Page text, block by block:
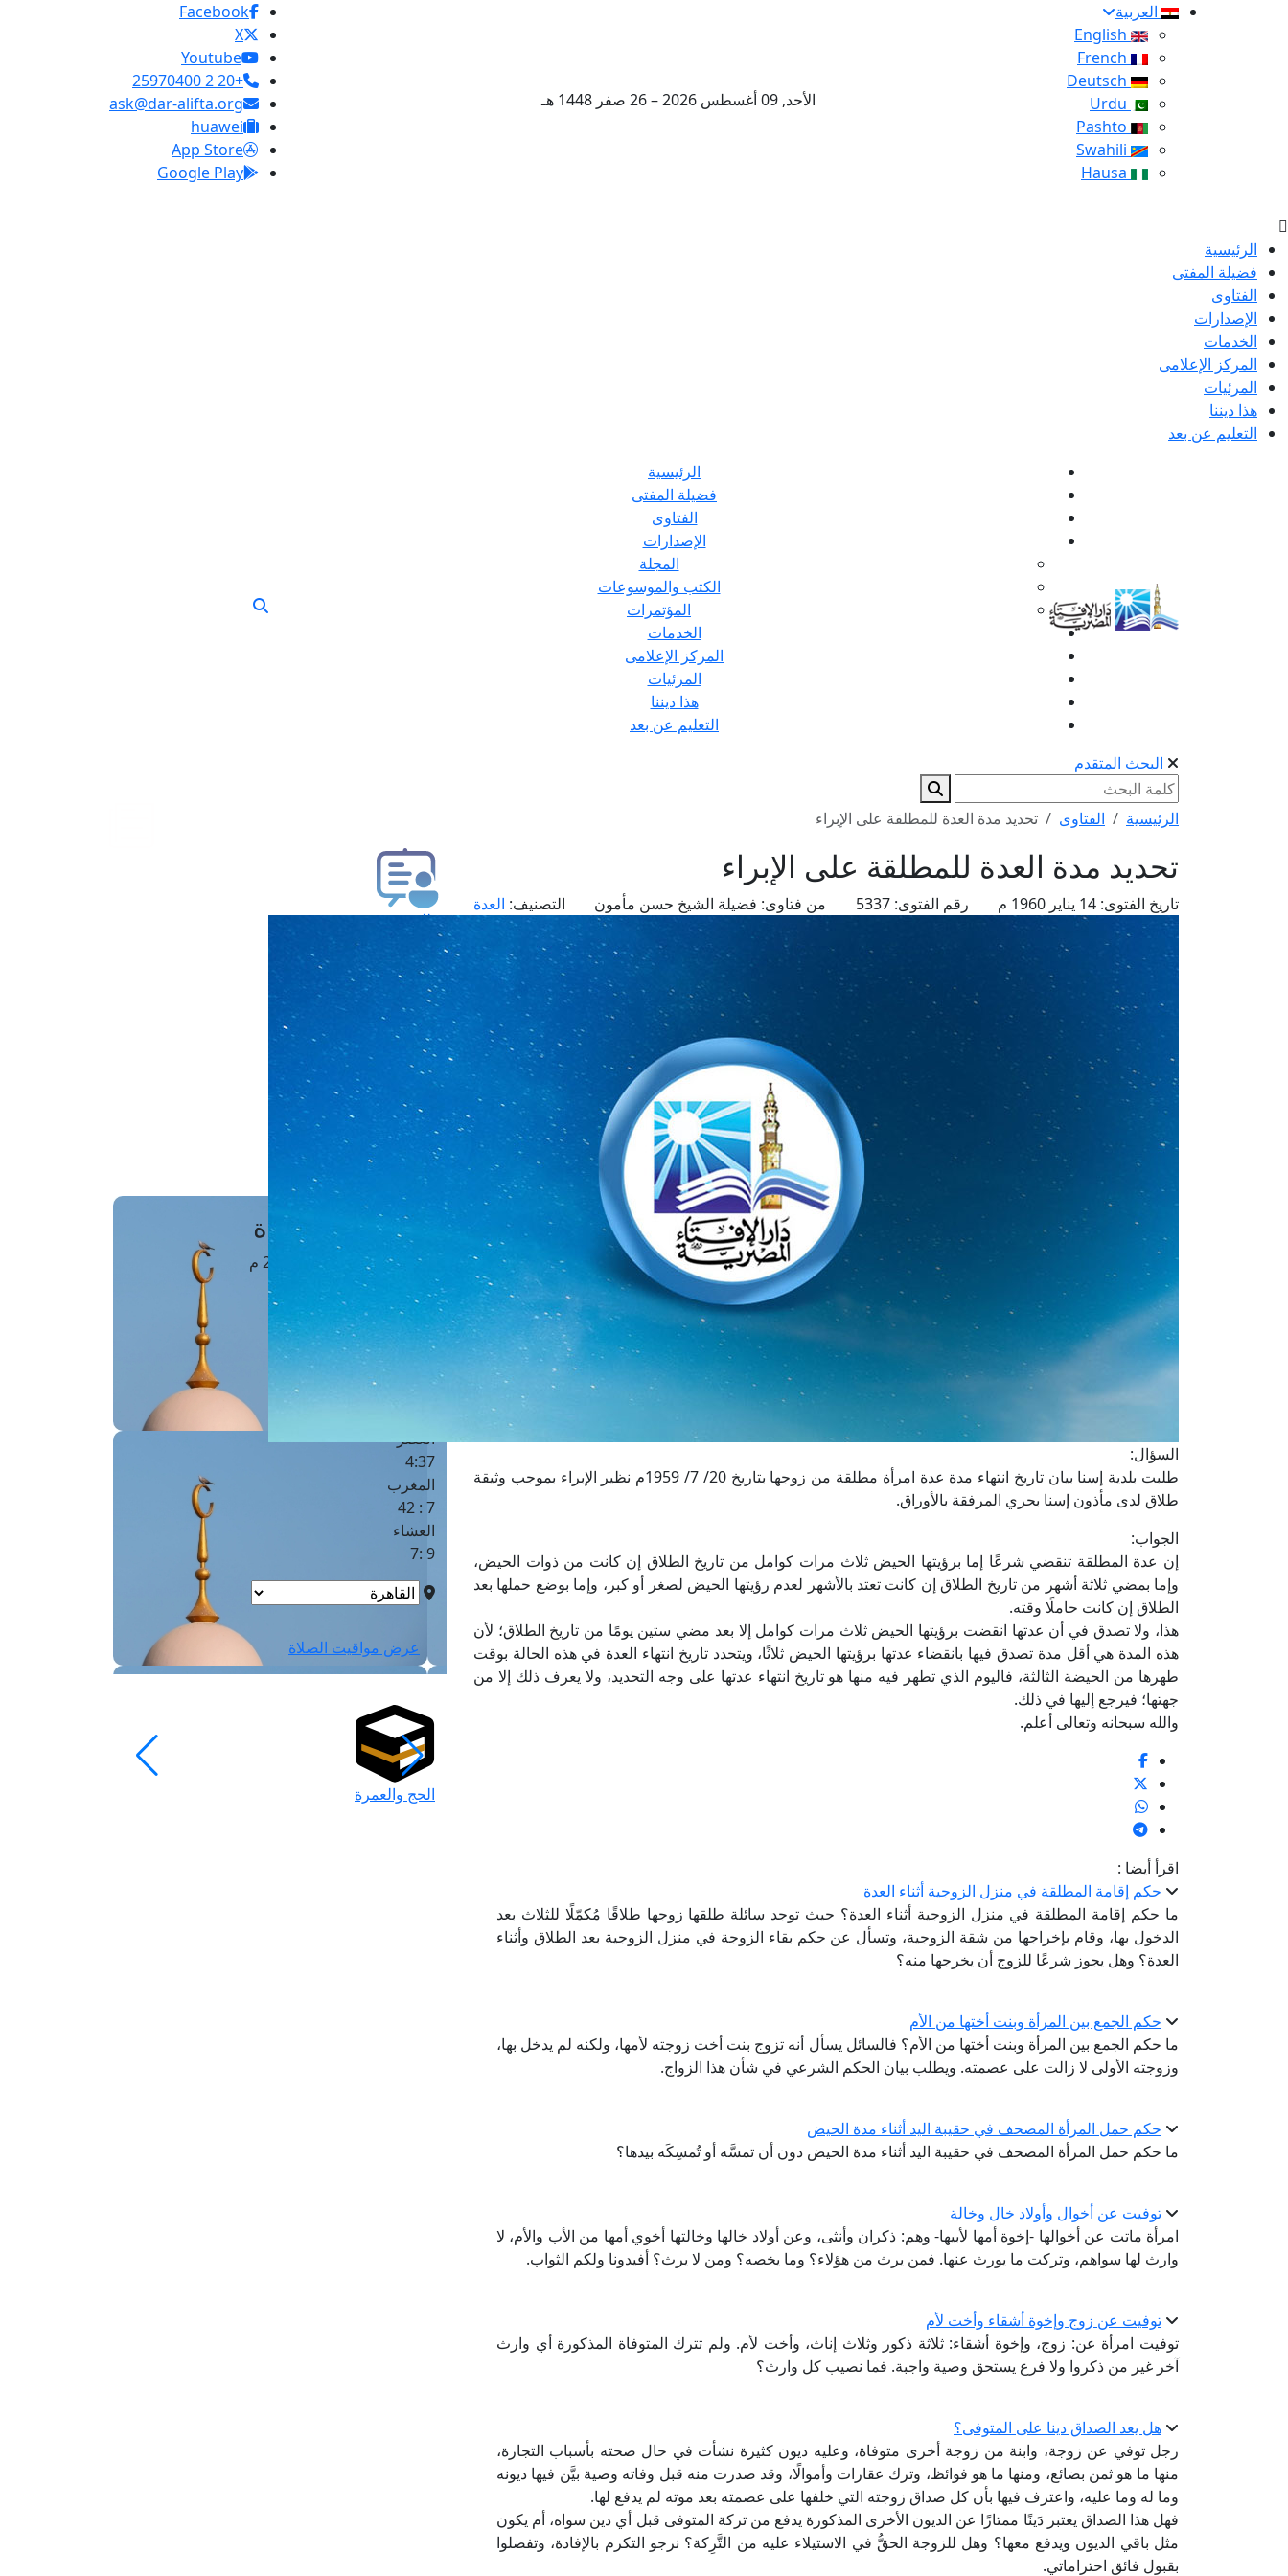
العربية
الأحد, 09 أغسطس 2026 – 26 صفر 1448 هـ
Facebook
X
Youtube
+20 2 25970400
ask@dar-alifta.org
huawei
App Store
Google Play
الرئيسية
فضيلة المفتى
الفتاوى
الإصدارات
الخدمات
المركز الإعلامى
المرئيات
هذا ديننا
التعليم عن بعد
الرئيسية
فضيلة المفتى
الفتاوى
الإصدارات
المجلة
الكتب والموسوعات
المؤتمرات
الخدمات
المركز الإعلامى
المرئيات
هذا ديننا
التعليم عن بعد
البحث المتقدم
الرئيسية الفتاوى تحديد مدة العدة للمطلقة على الإبراء
تحديد مدة العدة للمطلقة على الإبراء
تاريخ الفتوى: رقم الفتوى: 5337 من فتاوى: فضيلة الشيخ حسن مأمون التصنيف: العدة
السؤال:
طلبت بلدية إسنا بيان تاريخ انتهاء مدة عدة امرأة مطلقة من زوجها بتاريخ 20/ 7/ 1959م نظير الإبراء بموجب وثيقة
طلاق لدى مأذون إسنا بحري المرفقة بالأوراق.
الجواب:
إن عدة المطلقة تنقضي شرعًا إما برؤيتها الحيض ثلاث مرات كوامل من تاريخ الطلاق إن كانت من ذوات الحيض،
وإما بمضي ثلاثة أشهر من تاريخ الطلاق إن كانت تعتد بالأشهر لعدم رؤيتها الحيض لصغر أو كبر، وإما بوضع حملها بعد
الطلاق إن كانت حاملًا وقته.
هذا، ولا تصدق في أن عدتها انقضت برؤيتها الحيض ثلاث مرات كوامل إلا بعد مضي ستين يومًا من تاريخ الطلاق؛ لأن
هذه المدة هي أقل مدة تصدق فيها بانقضاء عدتها برؤيتها الحيض ثلاثًا، ويتحدد تاريخ انتهاء العدة في هذه الحالة بوقت
طهرها من الحيضة الثالثة، فاليوم الذي تطهر فيه منها هو تاريخ انتهاء عدتها على وجه التحديد، ولا يعرف ذلك إلا من
جهتها؛ فيرجع إليها في ذلك.
والله سبحانه وتعالى أعلم.
اقرأ أيضا :
حكم إقامة المطلقة في منزل الزوجية أثناء العدة
ما حكم إقامة المطلقة في منزل الزوجية أثناء العدة؟ حيث توجد سائلة طلقها زوجها طلاقًا مُكمّلًا للثلاث بعد
الدخول بها، وقام بإخراجها من شقة الزوجية، وتسأل عن حكم بقاء الزوجة في منزل الزوجية بعد الطلاق وأثناء
العدة؟ وهل يجوز شرعًا للزوج أن يخرجها منه؟
حكم الجمع بين المرأة وبنت أختها من الأم
ما حكم الجمع بين المرأة وبنت أختها من الأم؟ فالسائل يسأل أنه تزوج بنت أخت زوجته لأمها، ولكنه لم يدخل بها،
وزوجته الأولى لا زالت على عصمته. ويطلب بيان الحكم الشرعي في شأن هذا الزواج.
حكم حمل المرأة المصحف في حقيبة اليد أثناء مدة الحيض
ما حكم حمل المرأة المصحف في حقيبة اليد أثناء مدة الحيض دون أن تمسَّه أو تُمسِكَه بيدها؟
توفيت عن أخوال وأولاد خال وخالة
امرأة ماتت عن أخوالها -إخوة أمها لأبيها- وهم: ذكران وأنثى، وعن أولاد خالها وخالتها أخوي أمها من الأب والأم، لا
وارث لها سواهم، وتركت ما يورث عنها. فمن يرث من هؤلاء؟ وما يخصه؟ ومن لا يرث؟ أفيدونا ولكم الثواب.
توفيت عن زوج وإخوة أشقاء وأخت لأم
توفيت امرأة عن: زوج، وإخوة أشقاء: ثلاثة ذكور وثلاث إناث، وأخت لأم. ولم تترك المتوفاة المذكورة أي وارث
آخر غير من ذكروا ولا فرع يستحق وصية واجبة. فما نصيب كل وارث؟
هل يعد الصداق دينا على المتوفى؟
رجل توفي عن زوجة، وابنة من زوجة أخرى متوفاة، وعليه ديون كثيرة نشأت في حال صحته بأسباب التجارة،
منها ما هو ثمن بضائع، ومنها ما هو فوائظ، وترك عقارات وأموالًا، وقد صدرت منه قبل وفاته وصية بيَّن فيها ديونه
وما له وما عليه، واعترف فيها بأن كل صداق زوجته التي خلفها على عصمته بعد موته لم يدفع لها.
فهل هذا الصداق يعتبر دَينًا ممتازًا عن الديون الأخرى المذكورة يدفع من تركة المتوفى قبل أي دين سواه، أم يكون
مثل باقي الديون ويدفع معها؟ وهل للزوجة الحقُّ في الاستيلاء عليه من التَّرِكة؟ نرجو التكرم بالإفادة، وتفضلوا
بقبول فائق احتراماتي.
طلب فتوى
استعلام عن فتوى
حجز موعد
الفتوى الهاتفية
مَواقِيتُ الصَّـــلاة
القاهرة · 09 أغسطس 2026 م
الفجر
4 :43
الشروق
العصر
4:37
المغرب
7 : 42
العشاء
9 :7
عرض مواقيت الصلاة
الحج والعمرة